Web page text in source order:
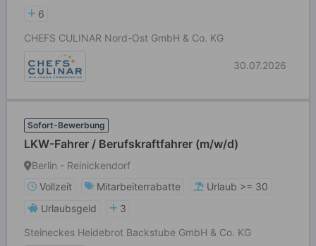
6
CHEFS CULINAR Nord-Ost GmbH & Co. KG
30.07.2026
Sofort-Bewerbung
LKW-Fahrer / Berufskraftfahrer (m/w/d)
Berlin - Reinickendorf
Vollzeit
Mitarbeiterrabatte
Urlaub >= 30
Urlaubsgeld
3
Steineckes Heidebrot Backstube GmbH & Co. KG